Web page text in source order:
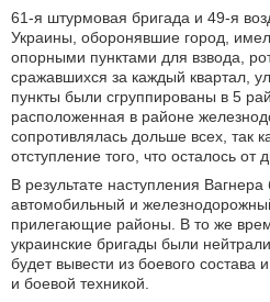
61-я штурмовая бригада и 49-я
Украины, оборонявшие город,
опорными пунктами для взвода,
сражавшихся за каждый квартал,
пункты были сгруппированы в 5
расположенная в районе
сопротивлялась дольше всех, так
отступление того, что осталось от
В результате наступления
автомобильный и
прилегающие районы. В то же
украинские бригады были
будет вывести из боевого состава
и боевой техникой.